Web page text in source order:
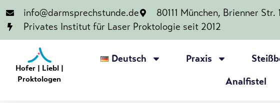
info@darmsprechstunde.de
80111 München, Brienner Str.
Privates Institut für Laser Proktologie seit 2012
Hofer | Liebl |
Proktologen
Deutsch Praxis
Analfistel